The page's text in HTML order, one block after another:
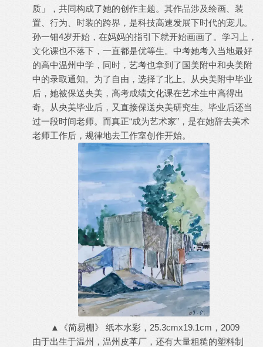
质」，共同构成了她的创作主题。其作品涉及绘画、装
置、行为、时装的跨界，是科技高速发展下时代的宠儿。
孙一钿4岁开始，在妈妈的指引下就开始画画了。学习上，
文化课也不落下，一直都是优等生。中考她考入当地最好
的高中温州中学，同时，艺考也拿到了国美附中和央美附
中的录取通知。为了自由，选择了北上。从央美附中毕业
后，她被保送央美，高考成绩文化课在艺术生中高得出
奇。从央美毕业后，又直接保送央美研究生。毕业后还当
过一段时间老师。而真正“成为艺术家”，是在她辞去美术
老师工作后，规律地去工作室创作开始。
▲《简易棚》 纸本水彩，25.3cmx19.1cm，2009
由于出生于温州，温州皮革厂，还有大量粗糙的塑料制